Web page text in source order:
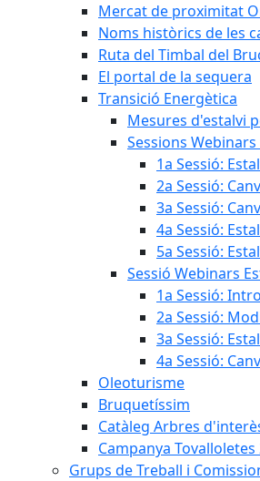
Mercat de proximitat
Noms històrics de les
Ruta del Timbal del
El portal de la sequera
Transició Energètica
Mesures d'estalvi
Sessions
1a Sessió:
2a Sessió:
3a Sessió:
4a Sessió:
5a Sessió:
Sessió Webinars
1a Sessió:
2a Sessió:
3a Sessió:
4a Sessió:
Oleoturisme
Bruquetíssim
Catàleg Arbres
Campanya Tovalloletes
Grups de Treball i